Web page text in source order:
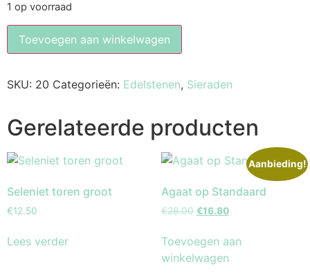
1 op voorraad
Toevoegen aan winkelwagen
SKU: 20 Categorieën: Edelstenen, Sieraden
Gerelateerde producten
Seleniet toren groot
€12.50
Lees verder
Aanbieding!
Agaat op Standaard
€28.00 €16.80
Toevoegen aan
winkelwagen